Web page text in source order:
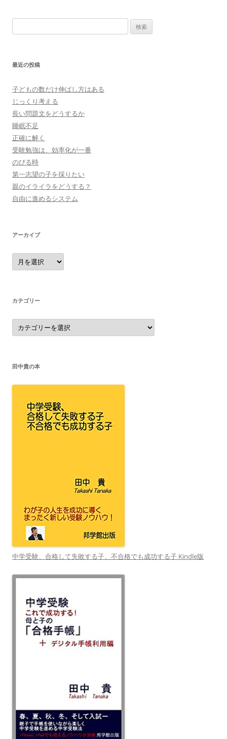
索:
最近の投稿
子どもの数だけ伸ばし方はある
じっくり考える
長い問題文をどうするか
睡眠不足
正確に解く
受験勉強は、効率化が一番
のびる時
第一志望の子を採りたい
親のイライラをどうする？
自由に進めるシステム
アーカイブ
ア
ー
カ
カテゴリー
カ
テ
ゴ
田中貴の本
中学受験、合格して失敗する子、不合格でも成功する子 Kindle版